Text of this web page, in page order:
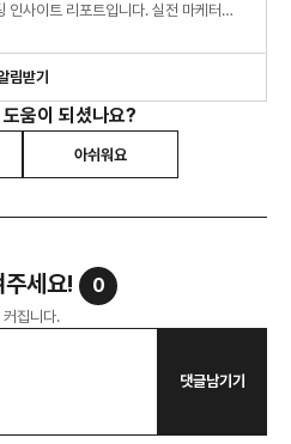
인사이트 리포트입니다. 실전 마케터를
림받기
움이 되셨나요?
아쉬워요
세요! 0
집니다.
댓글남기기